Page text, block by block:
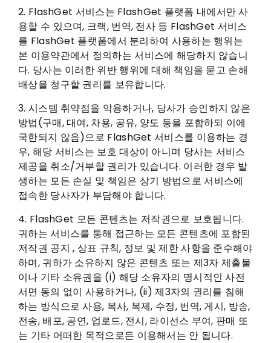
2. FlashGet 서비스는 FlashGet 플랫폼 내에서만 사
용할 수 있으며, 크랙, 번역, 전사 등 FlashGet 서비스
를 FlashGet 플랫폼에서 분리하여 사용하는 행위는
본 이용약관에서 정의하는 서비스에 해당하지 않습니
다. 당사는 이러한 위반 행위에 대해 책임을 묻고 손해
배상을 청구할 권리를 보유합니다.
3. 시스템 취약점을 악용하거나, 당사가 승인하지 않은
방법(구매, 대여, 차용, 공유, 양도 등을 포함하되 이에
국한되지 않음)으로 FlashGet 서비스를 이용하는 경
우, 해당 서비스는 보호 대상이 아니며 당사는 서비스
제공을 취소/거부할 권리가 있습니다. 이러한 경우 발
생하는 모든 손실 및 책임은 상기 방법으로 서비스에
접속한 당사자가 부담해야 합니다.
4. FlashGet 모든 콘텐츠는 저작권으로 보호됩니다.
귀하는 서비스를 통해 접근하는 모든 콘텐츠에 포함된
저작권 공지 , 상표 규칙, 정보 및 제한 사항을 준수해야
하며, 귀하가 소유하지 않은 콘텐츠 또는 제3자 제출물
이나 기타 소유권을 (i) 해당 소유자의 명시적인 사전
서면 동의 없이 사용하거나, (ii) 제3자의 권리를 침해
하는 방식으로 사용, 복사, 복제, 수정, 번역, 게시, 방송,
전송, 배포, 공연, 업로드, 전시, 라이선스 부여, 판매 또
는 기타 어떠한 목적으로든 이용해서는 안 됩니다.